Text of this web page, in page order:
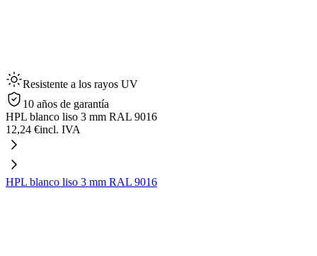
Resistente a los rayos UV
10 años de garantía
HPL blanco liso 3 mm RAL 9016
12,24 €incl. IVA
HPL blanco liso 3 mm RAL 9016